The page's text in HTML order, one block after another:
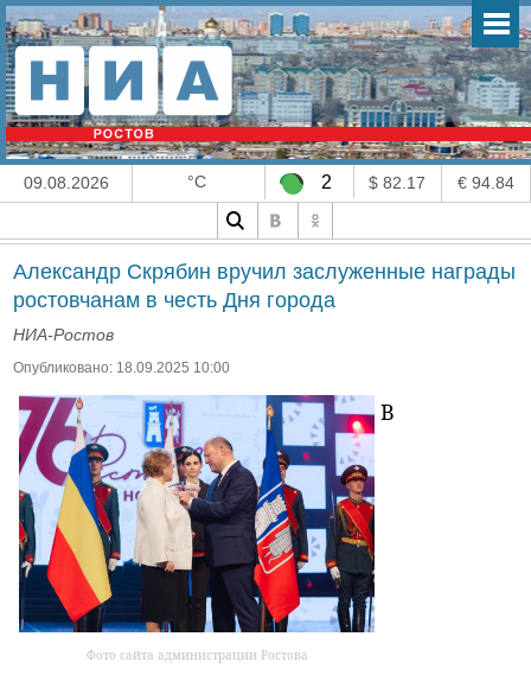
09.08.2026 °C 2 $ 82.17 € 94.84
Александр Скрябин вручил заслуженные награды
ростовчанам в честь Дня города
НИА-Ростов
Опубликовано: 18.09.2025 10:00
Фото сайта администрации Ростова
В